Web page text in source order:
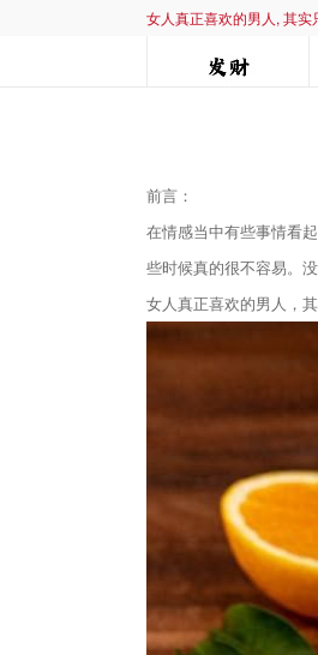
女人真正喜欢的男人, 其实
前言：
在情感当中有些事情看
些时候真的很不容易。
女人真正喜欢的男人，其